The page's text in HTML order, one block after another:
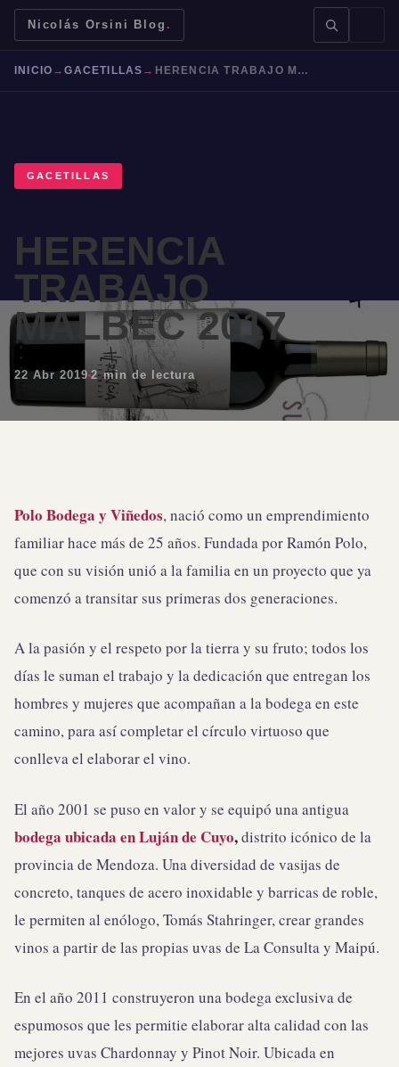
Nicolás Orsini Blog .
Mendoza Malbec
INICIO →GACETILLAS → HERENCIA TRABAJO MALBEC 2017
GACETILLAS
HERENCIA
TRABAJO
MALBEC 2017
22 Abr 2019 2 min de lectura
Polo Bodega y Viñedos, nació como un emprendimiento
familiar hace más de 25 años. Fundada por Ramón Polo,
que con su visión unió a la familia en un proyecto que ya
comenzó a transitar sus primeras dos generaciones.
A la pasión y el respeto por la tierra y su fruto; todos los
días le suman el trabajo y la dedicación que entregan los
hombres y mujeres que acompañan a la bodega en este
camino, para así completar el círculo virtuoso que
conlleva el elaborar el vino.
El año 2001 se puso en valor y se equipó una antigua
bodega ubicada en Luján de Cuyo,distrito icónico de la
provincia de Mendoza. Una diversidad de vasijas de
concreto, tanques de acero inoxidable y barricas de roble,
le permiten al enólogo, Tomás Stahringer, crear grandes
vinos a partir de las propias uvas de La Consulta y Maipú.
En el año 2011 construyeron una bodega exclusiva de
espumosos que les permitie elaborar alta calidad con las
mejores uvas Chardonnay y Pinot Noir. Ubicada en